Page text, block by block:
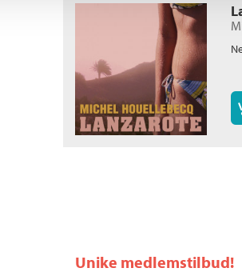
Unike medlemstilbud!